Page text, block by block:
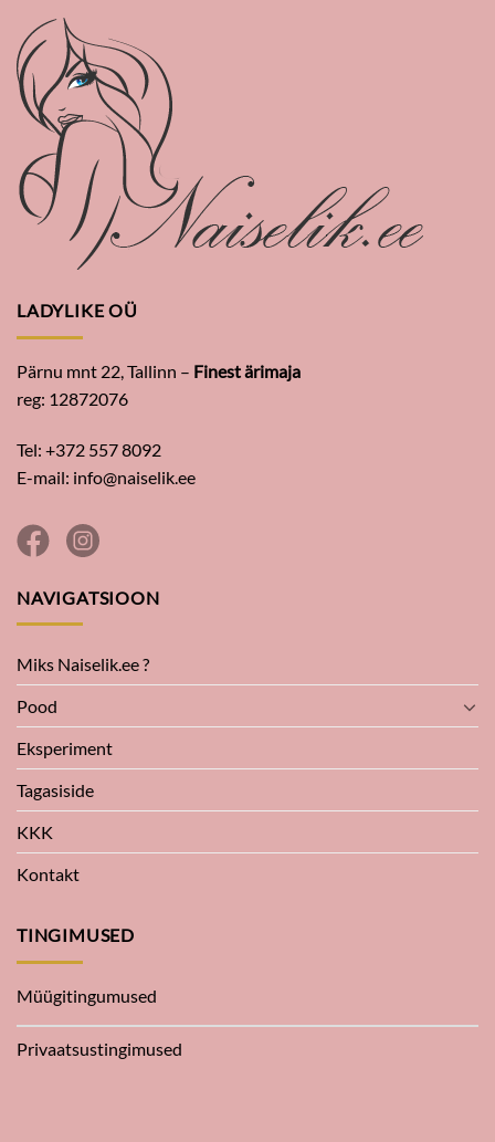
LADYLIKE OÜ
Pärnu mnt 22, Tallinn – Finest ärimaja
reg: 12872076
Tel: +372 557 8092
E-mail: info@naiselik.ee
NAVIGATSIOON
Miks Naiselik.ee ?
Pood
Eksperiment
Tagasiside
KKK
Kontakt
TINGIMUSED
Müügitingumused
Privaatsustingimused